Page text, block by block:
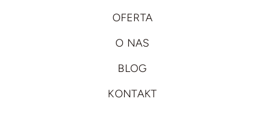
OFERTA
O NAS
BLOG
KONTAKT